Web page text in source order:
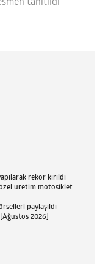
tanıtıldı
rekor kırıldı
üretim motosiklet
paylaşıldı
2026]